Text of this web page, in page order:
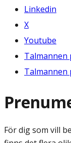
Linkedin
X
Youtube
Talmannen
Talmannen
För dig som vill